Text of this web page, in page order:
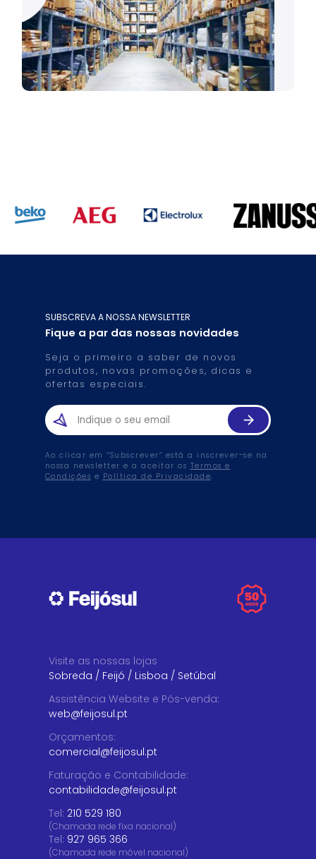
SUBSCREVA A NOSSA NEWSLETTER
Fique a par das nossas novidades
Seja o primeiro a saber de novos
produtos, novas promoções, dicas e
ofertas especiais.
Ao clicar em “Subscrever” está a inscrever-se na
nossa newsletter e a aceitar os Termos e
Condições e Política de Privacidade.
Visite as nossas lojas
Sobreda / Feijó / Lisboa / Setúbal
Assistência Website e Pós-venda:
web@feijosul.pt
Orçamentos:
comercial@feijosul.pt
Faturação e Contabilidade:
contabilidade@feijosul.pt
Tel: 210 529 180
(Chamada rede fixa nacional)
Tel: 927 965 366
(Chamada rede móvel nacional)